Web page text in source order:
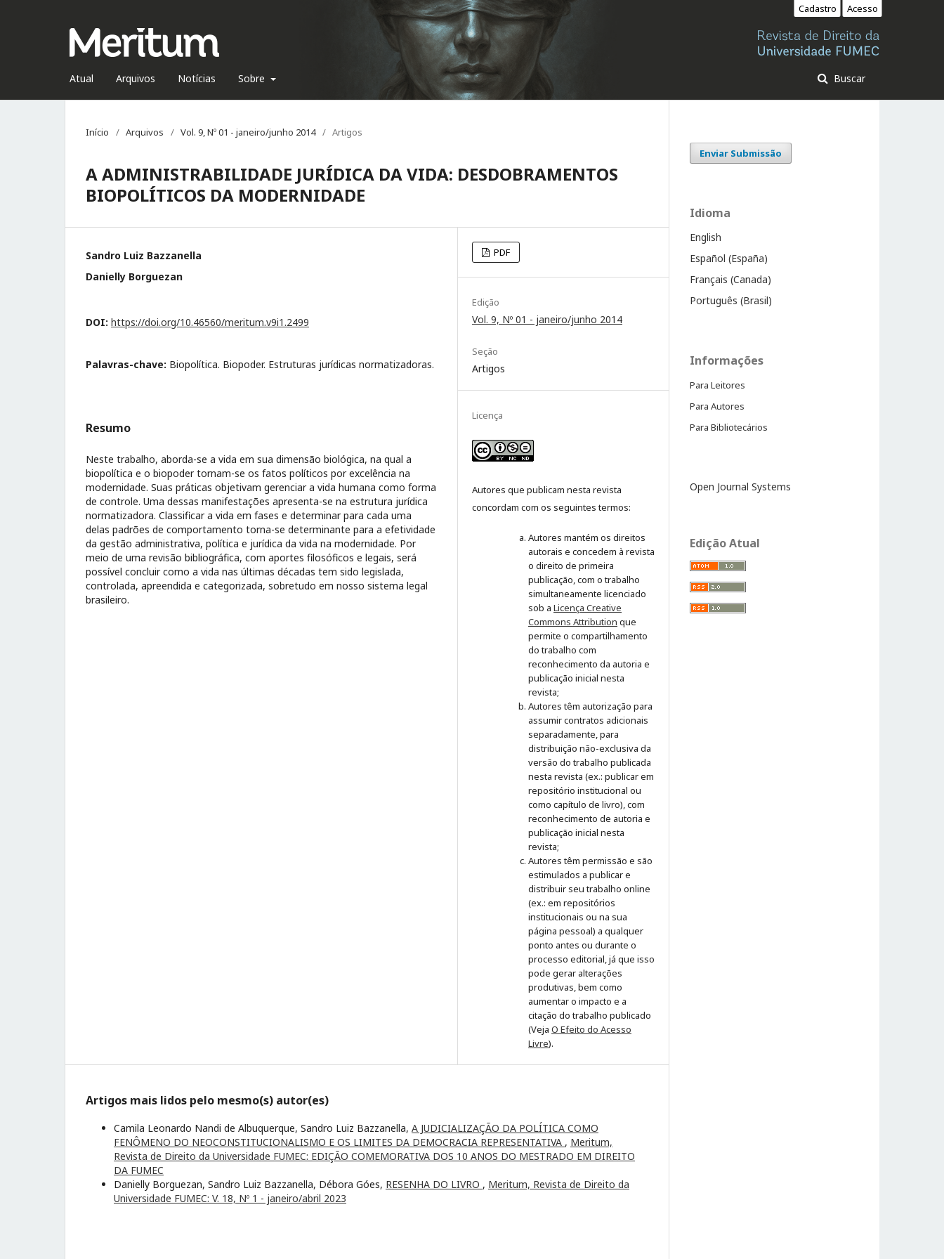
Atual Arquivos Notícias Sobre Buscar
Cadastro Acesso
Início / Arquivos / Vol. 9, Nº 01 - janeiro/junho 2014 / Artigos
A ADMINISTRABILIDADE JURÍDICA DA VIDA: DESDOBRAMENTOS
BIOPOLÍTICOS DA MODERNIDADE
Sandro Luiz Bazzanella
Danielly Borguezan
DOI: https://doi.org/10.46560/meritum.v9i1.2499
Palavras-chave: Biopolítica. Biopoder. Estruturas jurídicas normatizadoras.
Resumo
Neste trabalho, aborda-se a vida em sua dimensão biológica, na qual a
biopolítica e o biopoder tornam-se os fatos políticos por excelência na
modernidade. Suas práticas objetivam gerenciar a vida humana como forma
de controle. Uma dessas manifestações apresenta-se na estrutura jurídica
normatizadora. Classificar a vida em fases e determinar para cada uma
delas padrões de comportamento torna-se determinante para a efetividade
da gestão administrativa, política e jurídica da vida na modernidade. Por
meio de uma revisão bibliográfica, com aportes filosóficos e legais, será
possível concluir como a vida nas últimas décadas tem sido legislada,
controlada, apreendida e categorizada, sobretudo em nosso sistema legal
brasileiro.
PDF
Edição
Vol. 9, Nº 01 - janeiro/junho 2014
Seção
Artigos
Licença
Autores que publicam nesta revista
concordam com os seguintes termos:
Autores mantém os direitos
autorais e concedem à revista
o direito de primeira
publicação, com o trabalho
simultaneamente licenciado
sob a Licença Creative
Commons Attribution que
permite o compartilhamento
do trabalho com
reconhecimento da autoria e
publicação inicial nesta
revista;
Autores têm autorização para
assumir contratos adicionais
separadamente, para
distribuição não-exclusiva da
versão do trabalho publicada
nesta revista (ex.: publicar em
repositório institucional ou
como capítulo de livro), com
reconhecimento de autoria e
publicação inicial nesta
revista;
Autores têm permissão e são
estimulados a publicar e
distribuir seu trabalho online
(ex.: em repositórios
institucionais ou na sua
página pessoal) a qualquer
ponto antes ou durante o
processo editorial, já que isso
pode gerar alterações
produtivas, bem como
aumentar o impacto e a
citação do trabalho publicado
(Veja O Efeito do Acesso
Livre).
Artigos mais lidos pelo mesmo(s) autor(es)
Camila Leonardo Nandi de Albuquerque, Sandro Luiz Bazzanella, A JUDICIALIZAÇÃO DA POLÍTICA COMO
FENÔMENO DO NEOCONSTITUCIONALISMO E OS LIMITES DA DEMOCRACIA REPRESENTATIVA , Meritum,
Revista de Direito da Universidade FUMEC: EDIÇÃO COMEMORATIVA DOS 10 ANOS DO MESTRADO EM DIREITO
DA FUMEC
Danielly Borguezan, Sandro Luiz Bazzanella, Débora Góes, RESENHA DO LIVRO , Meritum, Revista de Direito da
Universidade FUMEC: V. 18, Nº 1 - janeiro/abril 2023
Enviar Submissão
Idioma
English
Español (España)
Français (Canada)
Português (Brasil)
Informações
Para Leitores
Para Autores
Para Bibliotecários
Open Journal Systems
Edição Atual